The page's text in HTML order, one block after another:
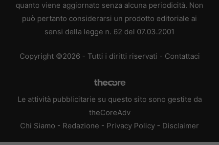
quanto viene aggiornato senza alcuna periodicità. Non
può pertanto considerarsi un prodotto editoriale ai
sensi della legge n. 62 del 07.03.2001
Copyright ©2026 - Tutti i diritti riservati - Contattaci
Le attività pubblicitarie su questo sito sono gestite da
theCoreAdv
Chi Siamo - Redazione - Privacy Policy - Disclaimer